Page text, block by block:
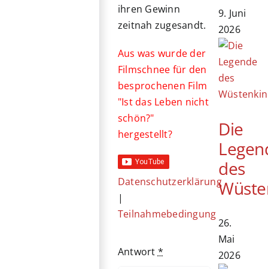
ihren Gewinn
zeitnah zugesandt.
Aus was wurde der
Filmschnee für den
besprochenen Film
"Ist das Leben nicht
schön?"
hergestellt?
Datenschutzerklärung
|
Teilnahmebedingung
Antwort *
9. Juni
2026
Die
des
26.
Mai
2026